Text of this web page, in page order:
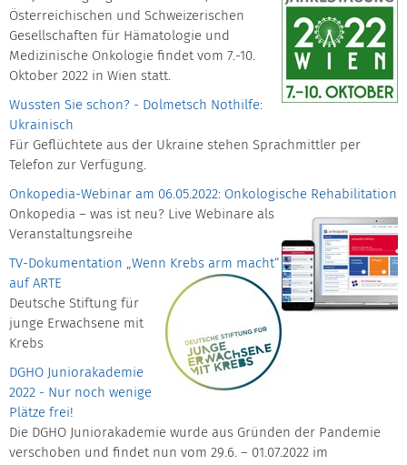
Österreichischen und Schweizerischen
Gesellschaften für Hämatologie und
Medizinische Onkologie findet vom 7.-10.
Oktober 2022 in Wien statt.
Wussten Sie schon? - Dolmetsch Nothilfe:
Ukrainisch
Für Geflüchtete aus der Ukraine stehen Sprachmittler per
Telefon zur Verfügung.
Onkopedia-Webinar am 06.05.2022: Onkologische Rehabilitation
Onkopedia – was ist neu? Live Webinare als
Veranstaltungsreihe
TV-Dokumentation „Wenn Krebs arm macht“
auf ARTE
Deutsche Stiftung für
junge Erwachsene mit
Krebs
DGHO Juniorakademie
2022 - Nur noch wenige
Plätze frei!
Die DGHO Juniorakademie wurde aus Gründen der Pandemie
verschoben und findet nun vom 29.6. – 01.07.2022 im